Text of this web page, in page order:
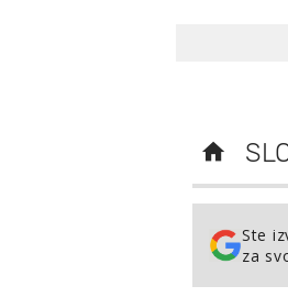
Ste
za